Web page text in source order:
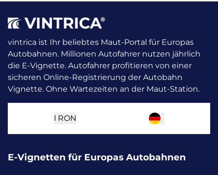
vintrica ist Ihr beliebtes Maut-Portal für Europas
Autobahnen. Millionen Autofahrer nutzen jährlich
die E-Vignette. Autofahrer profitieren von einer
sicheren Online-Registrierung der Autobahn
Vignette. Ohne Wartezeiten an der Maut-Station.
l RON
E-Vignetten für Europas Autobahnen